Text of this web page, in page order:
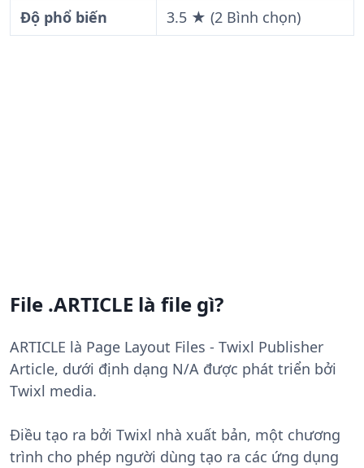
Độ phổ biến
3.5 ★ (2 Bình chọn)
File .ARTICLE là file gì?
ARTICLE là Page Layout Files - Twixl Publisher
Article, dưới định dạng N/A được phát triển bởi
Twixl media.
Điều tạo ra bởi Twixl nhà xuất bản, một chương
trình cho phép người dùng tạo ra các ứng dụng